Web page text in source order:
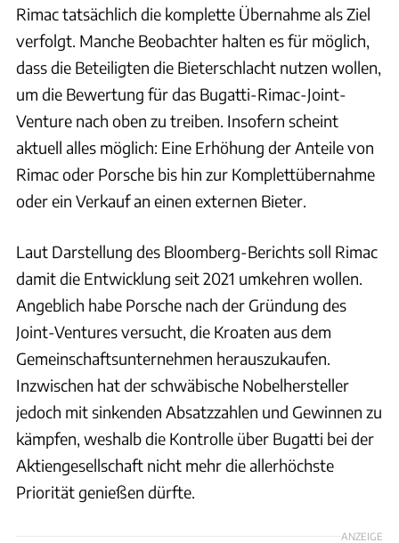
Rimac tatsächlich die komplette Übernahme als Ziel
verfolgt. Manche Beobachter halten es für möglich,
dass die Beteiligten die Bieterschlacht nutzen wollen,
um die Bewertung für das Bugatti-Rimac-Joint-
Venture nach oben zu treiben. Insofern scheint
aktuell alles möglich: Eine Erhöhung der Anteile von
Rimac oder Porsche bis hin zur Komplettübernahme
oder ein Verkauf an einen externen Bieter.
Laut Darstellung des Bloomberg-Berichts soll Rimac
damit die Entwicklung seit 2021 umkehren wollen.
Angeblich habe Porsche nach der Gründung des
Joint-Ventures versucht, die Kroaten aus dem
Gemeinschaftsunternehmen herauszukaufen.
Inzwischen hat der schwäbische Nobelhersteller
jedoch mit sinkenden Absatzzahlen und Gewinnen zu
kämpfen, weshalb die Kontrolle über Bugatti bei der
Aktiengesellschaft nicht mehr die allerhöchste
Priorität genießen dürfte.
ANZEIGE